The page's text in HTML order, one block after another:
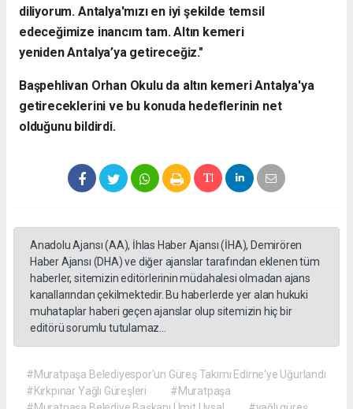
diliyorum. Antalya'mızı en iyi şekilde temsil
edeceğimize inancım tam. Altın kemeri
yeniden Antalya’ya getireceğiz."
Başpehlivan Orhan Okulu da altın kemeri Antalya'ya
getireceklerini ve bu konuda hedeflerinin net
olduğunu bildirdi.
Anadolu Ajansı (AA), İhlas Haber Ajansı (İHA), Demirören
Haber Ajansı (DHA) ve diğer ajanslar tarafından eklenen tüm
haberler, sitemizin editörlerinin müdahalesi olmadan ajans
kanallarından çekilmektedir. Bu haberlerde yer alan hukuki
muhataplar haberi geçen ajanslar olup sitemizin hiç bir
editörü sorumlu tutulamaz...
#Muratpaşa Belediyespor'un Güreş Takımı Edirne'ye Uğurlandı
#Kırkpınar Yağlı Güreşleri
#Muratpaşa